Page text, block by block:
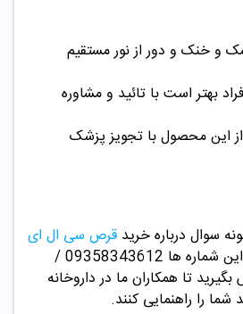
و خنک و دور از نور مستقیم
بهتر است با تائید و مشاوره
از این محصول با تجویز پزشک
سوال درباره خرید قرص سی ال ای
و مشاوره می توانید با این شماره ها 09358343612 /
تا همکاران ما در داروخانه
شما را راهنمایی کنند.